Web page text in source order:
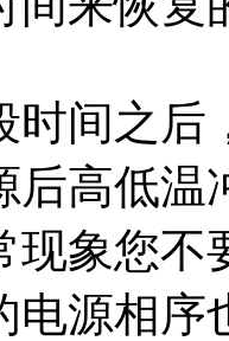
时间之
后高低温
现象您
电源相序